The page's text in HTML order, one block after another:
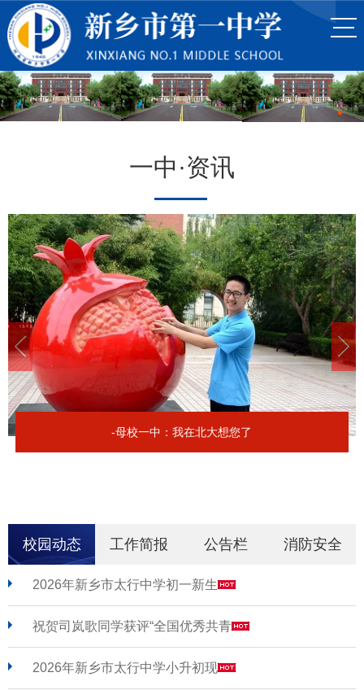
一中·资讯
-母校一中：我在北大想您了
校园动态 工作简报 公告栏 消防安全
2026年新乡市太行中学初一新生
祝贺司岚歌同学获评“全国优秀共青
2026年新乡市太行中学小升初现